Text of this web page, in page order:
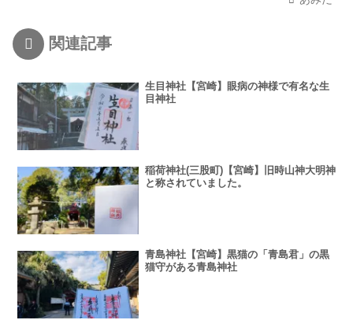
関連記事
生目神社【宮崎】眼病の神様で有名な生
目神社
稲荷神社(三股町)【宮崎】旧時山神大明神
と称されていました。
青島神社【宮崎】黒猫の「青島君」の黒
猫守がある青島神社